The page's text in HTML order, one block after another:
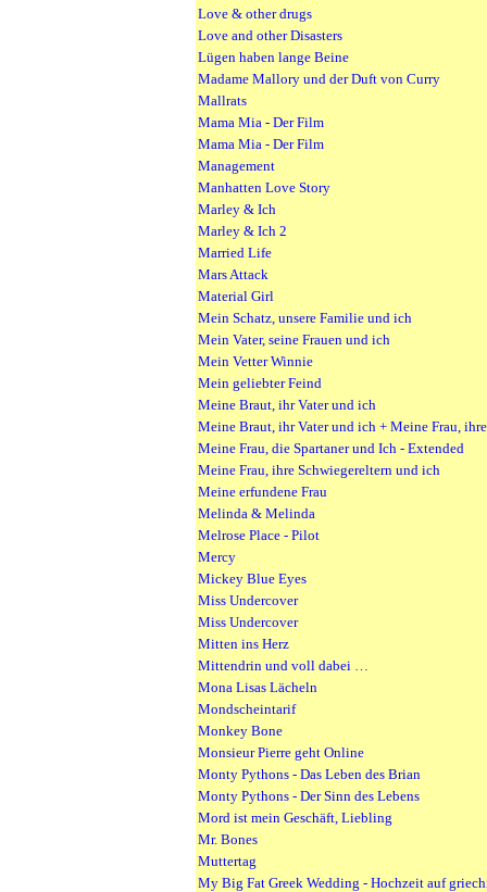
Love & other drugs
Love and other Disasters
Lügen haben lange Beine
Madame Mallory und der Duft von Curry
Mallrats
Mama Mia - Der Film
Mama Mia - Der Film
Management
Manhatten Love Story
Marley & Ich
Marley & Ich 2
Married Life
Mars Attack
Material Girl
Mein Schatz, unsere Familie und ich
Mein Vater, seine Frauen und ich
Mein Vetter Winnie
Mein geliebter Feind
Meine Braut, ihr Vater und ich
Meine Braut, ihr Vater und ich + Meine Frau,
Meine Frau, die Spartaner und Ich - Extended
Meine Frau, ihre Schwiegereltern und ich
Meine erfundene Frau
Melinda & Melinda
Melrose Place - Pilot
Mercy
Mickey Blue Eyes
Miss Undercover
Miss Undercover
Mitten ins Herz
Mittendrin und voll dabei …
Mona Lisas Lächeln
Mondscheintarif
Monkey Bone
Monsieur Pierre geht Online
Monty Pythons - Das Leben des Brian
Monty Pythons - Der Sinn des Lebens
Mord ist mein Geschäft, Liebling
Mr. Bones
Muttertag
My Big Fat Greek Wedding - Hochzeit auf